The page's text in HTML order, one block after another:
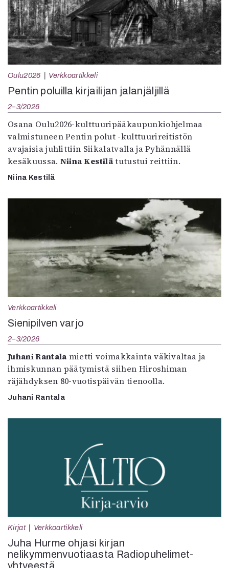
Oulu2026 Verkkoartikkeli
Pentin poluilla kirjailijan jalanjäljillä
2–3/2026
Osana Oulu2026-kulttuuripääkaupunkiohjelmaa
valmistuneen Pentin polut -kulttuurireitistön
avajaisia juhlittiin Siikalatvalla ja Pyhännällä
kesäkuussa. Niina Kestilätutustui reittiin.
Niina Kestilä
Verkkoartikkeli
Sienipilven varjo
2–3/2026
Juhani Rantala mietti voimakkainta väkivaltaa ja
ihmiskunnan päätymistä siihen Hiroshiman
räjähdyksen 80-vuotispäivän tienoolla.
Juhani Rantala
Kirjat Verkkoartikkeli
Juha Hurme ohjasi kirjan
nelikymmenvuotiaasta Radiopuhelimet-
yhtyeestä